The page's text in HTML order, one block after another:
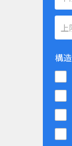
構造